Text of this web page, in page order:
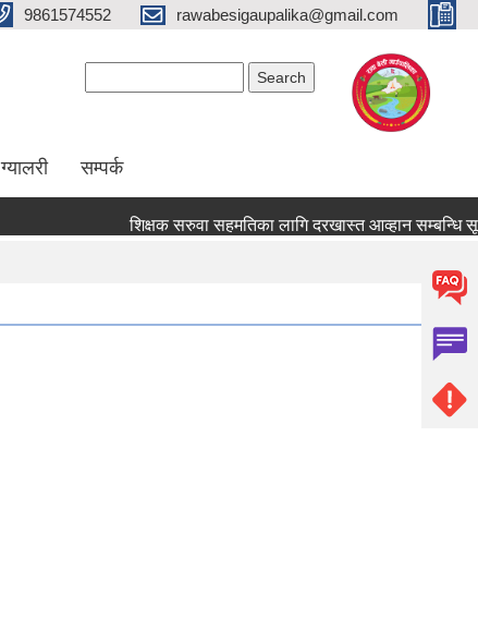
9861574552 rawabesigaupalika@gmail.com
ग्यालरी सम्पर्क
शिक्षक सरुवा सहमतिका लागि दरखास्त आव्हान सम्बन्धि सूचना !